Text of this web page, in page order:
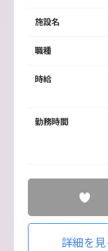
施設名
職種
時給
勤務時間
詳細を見